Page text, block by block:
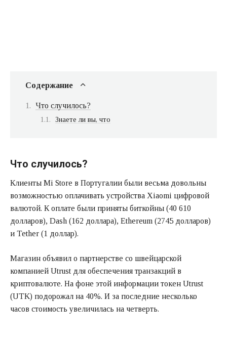
Содержание
Что случилось?
Знаете ли вы, что
Что случилось?
Клиенты Mi Store в Португалии были весьма довольны
возможностью оплачивать устройства Xiaomi цифровой
валютой. К оплате были приняты биткойны (40 610
долларов), Dash (162 доллара), Ethereum (2745 долларов)
и Tether (1 доллар).
Магазин объявил о партнерстве со швейцарской
компанией Utrust для обеспечения транзакций в
криптовалюте. На фоне этой информации токен Utrust
(UTK) подорожал на 40%. И за последние несколько
часов стоимость увеличилась на четверть.